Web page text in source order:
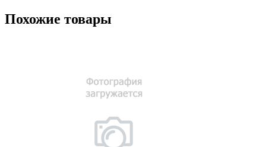
Похожие товары